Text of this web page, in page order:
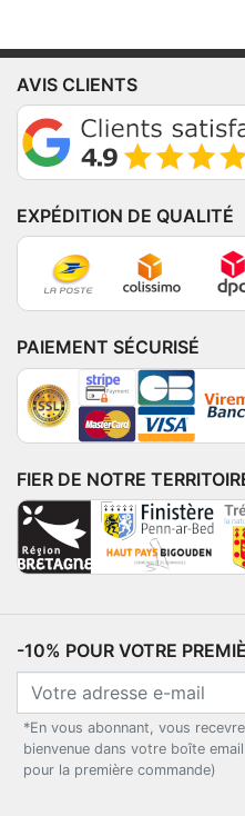
AVIS CLIENTS
EXPÉDITION DE QUALITÉ
PAIEMENT SÉCURISÉ
FIER DE NOTRE
-10% POUR VOTRE
*En vous abonnant, vous
bienvenue dans votre boîte
pour la première commande)